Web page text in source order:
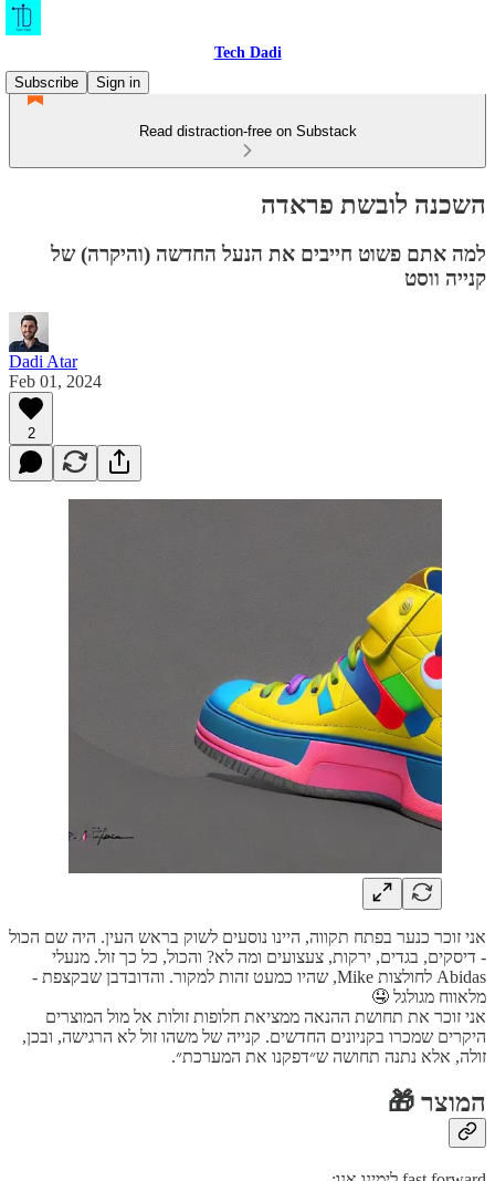
Tech Dadi
Subscribe
Sign in
Read distraction-free on Substack
השכנה לובשת פראדה
למה אתם פשוט חייבים את הנעל החדשה (והיקרה) של
קנייה ווסט
Dadi Atar
Feb 01, 2024
2
אני זוכר כנער בפתח תקווה, היינו נוסעים לשוק בראש העין. היה שם הכול
- דיסקים, בגדים, ירקות, צעצועים ומה לא? והכול, כל כך זול. מנעלי
Abidas לחולצות Mike, שהיו כמעט זהות למקור. והדובדבן שבקצפת -
מלאווח מגולגל 🤤
אני זוכר את תחושת ההנאה ממציאת חלופות זולות אל מול המוצרים
היקרים שמכרו בקניונים החדשים. קנייה של משהו זול לא הרגישה, ובכן,
זולה, אלא נתנה תחושה ש״דפקנו את המערכת״.
המוצר 🎁